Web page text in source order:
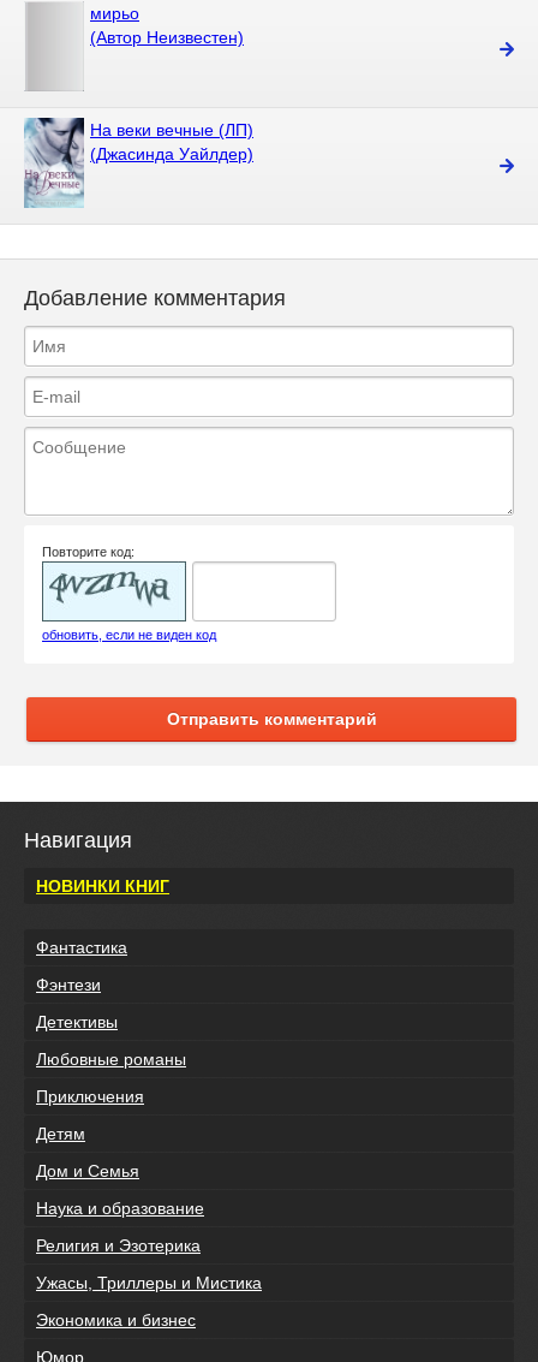
мирьо
(Автор Неизвестен)
На веки вечные (ЛП)
(Джасинда Уайлдер)
Добавление комментария
Повторите код:
обновить, если не виден код
Отправить комментарий
Навигация
НОВИНКИ КНИГ
Фантастика
Фэнтези
Детективы
Любовные романы
Приключения
Детям
Дом и Семья
Наука и образование
Религия и Эзотерика
Ужасы, Триллеры и Мистика
Экономика и бизнес
Юмор